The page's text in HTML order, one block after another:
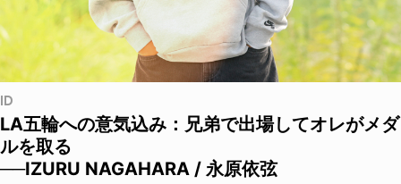
ID
LA五輪への意気込み：兄弟で出場してオレがメダ
ルを取る
──IZURU NAGAHARA / 永原依弦